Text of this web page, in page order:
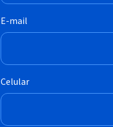
E-mail
Celular